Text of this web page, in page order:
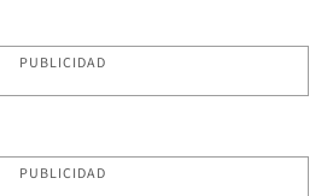
PUBLICIDAD
PUBLICIDAD